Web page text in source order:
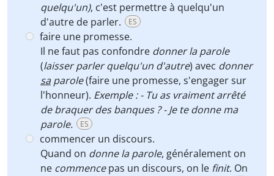
quelqu'un), c'est permettre à quelqu'un
d'autre de parler.
ES
faire une promesse.
Il ne faut pas confondre donner la parole
(laisser parler quelqu'un d'autre) avec donner
saparole(faire une promesse, s'engager sur
l'honneur). Exemple : - Tu as vraiment arrêté
de braquer des banques ? - Je te donne ma
parole.
ES
commencer un discours.
Quand on donne la parole, généralement on
ne commencepas un discours, on le finit. On